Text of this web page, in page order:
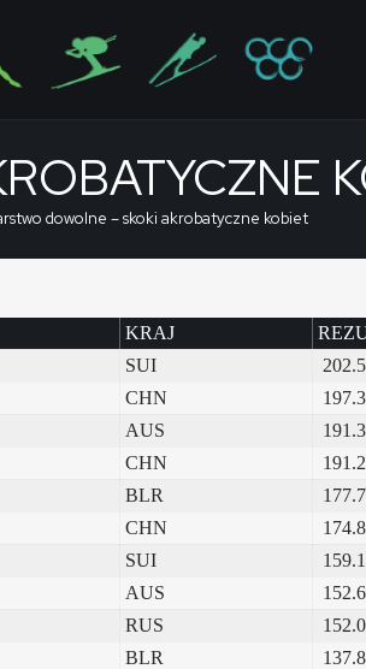
dowolne – skoki akrobatyczne kobiet
KRAJ
SUI
CHN
AUS
CHN
BLR
CHN
SUI
AUS
RUS
BLR